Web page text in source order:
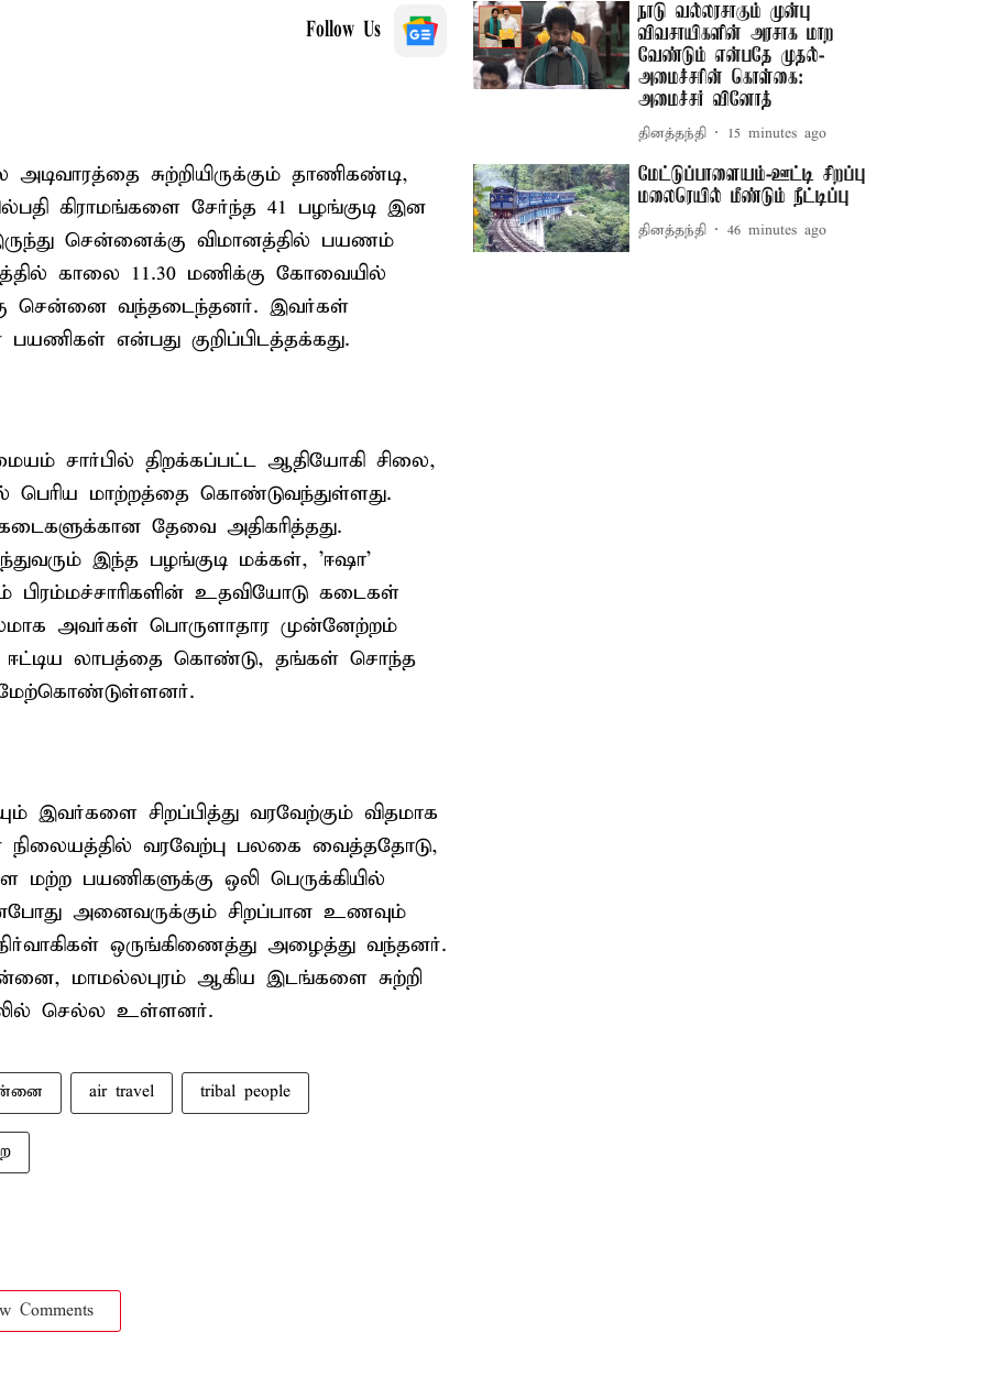
Follow Us
சுற்றியிருக்கும் தாணிகண்டி,
கிராமங்களை சேர்ந்த 41 பழங்குடி இன
சென்னைக்கு விமானத்தில் பயணம்
காலை 11.30 மணிக்கு கோவையில்
சென்னை வந்தடைந்தனர். இவர்கள்
என்பது குறிப்பிடத்தக்கது.
சார்பில் திறக்கப்பட்ட ஆதியோகி சிலை,
பெரிய மாற்றத்தை கொண்டுவந்துள்ளது.
தேவை அதிகரித்தது.
இந்த பழங்குடி மக்கள், 'ஈஷா'
உதவியோடு கடைகள்
அவர்கள் பொருளாதார முன்னேற்றம்
லாபத்தை கொண்டு, தங்கள் சொந்த
இவர்களை சிறப்பித்து வரவேற்கும் விதமாக
வரவேற்பு பலகை வைத்ததோடு,
மற்ற பயணிகளுக்கு ஒலி பெருக்கியில்
அனைவருக்கும் சிறப்பான உணவும்
ஒருங்கிணைத்து அழைத்து வந்தனர்.
மாமல்லபுரம் ஆகிய இடங்களை சுற்றி
செல்ல உள்ளனர்.
air travel tribal people
Comments
நாடு வல்லரசாகும் முன்பு
விவசாயிகளின் அரசாக மாற
வேண்டும் என்பதே முதல்-
அமைச்சரின் கொள்கை:
அமைச்சர் வினோத்
தினத்தந்தி 15 minutes ago
மேட்டுப்பாளையம்-ஊட்டி சிறப்பு
மலைரெயில் மீண்டும் நீட்டிப்பு
தினத்தந்தி 46 minutes ago